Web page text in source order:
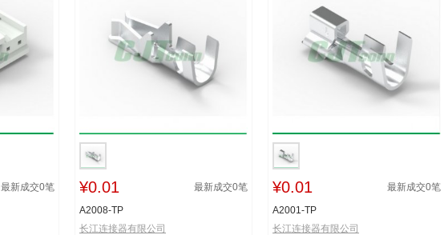
最新成交0笔 ¥0.01 最新成交0笔
A2008-TP
长江连接器有限公司
¥0.01 最新成交0笔
A2001-TP
长江连接器有限公司